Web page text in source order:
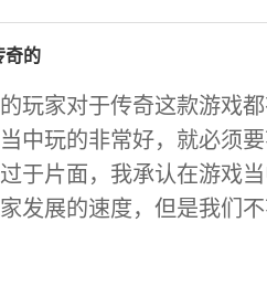
奇的
玩家对于传奇这款游戏
中玩的非常好，就必须
于片面，我承认在游戏
发展的速度，但是我们